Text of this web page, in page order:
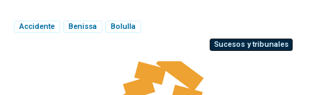
Accidente Benissa
Bolulla
Sucesos y tribunales